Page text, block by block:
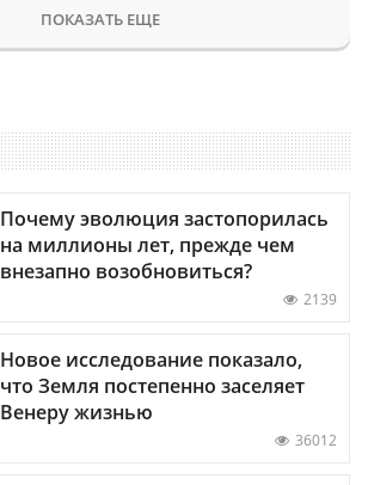
ПОКАЗАТЬ ЕЩЕ
Почему эволюция застопорилась
на миллионы лет, прежде чем
внезапно возобновиться?
2139
Новое исследование показало,
что Земля постепенно заселяет
Венеру жизнью
36012